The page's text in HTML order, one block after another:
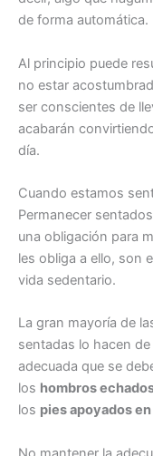
de forma automática.
Al principio puede
no estar
ser conscientes de
acabarán
día.
Cuando estamos
Permanecer
una obligación para
les obliga a ello, son
vida sedentario.
La gran mayoría de
sentadas lo hacen
adecuada que se
los hombros
los pies apoyados